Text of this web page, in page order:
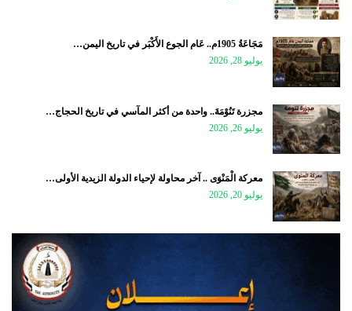
مَجَاعَةُ 1905م.. عَام الجوع الأَكْبَر في تاريخ اليمن…
يوليو 28, 2026
مجزرة تَنُوْمَةَ.. واحدة من أكثر المآسي في تاريخ الحجاج…
يوليو 26, 2026
معركة الْمَنْوَى .. آخر محاولة لإحياء الدولة الزيدية الأولى…
يوليو 20, 2026